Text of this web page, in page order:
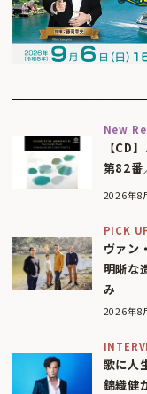
New
【CD
第82番
2026年8
PICK
ヴァン
明晰な
み
2026年8
歌に人
錦織健